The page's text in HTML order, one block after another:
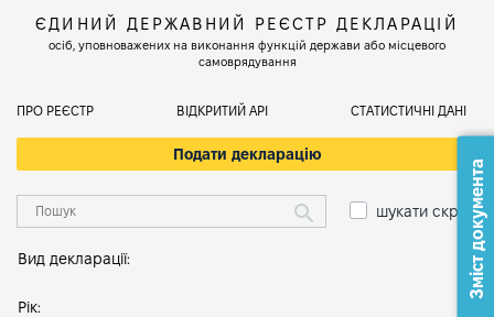
ЄДИНИЙ ДЕРЖАВНИЙ РЕЄСТР ДЕКЛАРАЦІЙ
осіб, уповноважених на виконання функцій держави або місцевого
самоврядування
ПРО РЕЄСТР ВІДКРИТИЙ АРІ СТАТИСТИЧНІ ДАНІ
Подати декларацію
шукати скрізь
Вид декларації:
Рік:
Зміст документа